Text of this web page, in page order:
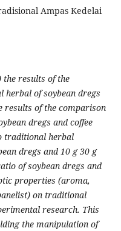
Ampas Kedelai
the results of the
of soybean dregs
results of the comparison
dregs and coffee
traditional herbal
dregs and 10 g 30 g
of soybean dregs and
properties (aroma,
on traditional
research. This
the manipulation of